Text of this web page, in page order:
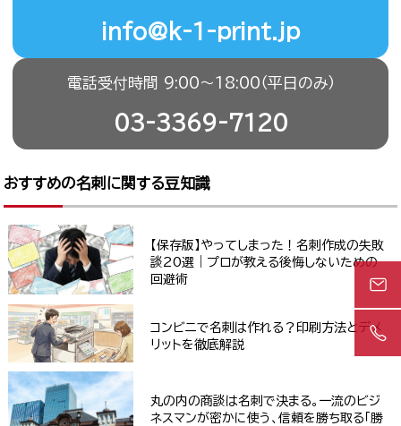
info@k-1-print.jp
電話受付時間 9:00〜18:00（平日のみ）
03-3369-7120
おすすめの名刺に関する豆知識
【保存版】やってしまった！名刺作成の失敗
談20選｜プロが教える後悔しないための
回避術
コンビニで名刺は作れる？印刷方法とデメ
リットを徹底解説
丸の内の商談は名刺で決まる。一流のビジ
ネスマンが密かに使う、信頼を勝ち取る「勝